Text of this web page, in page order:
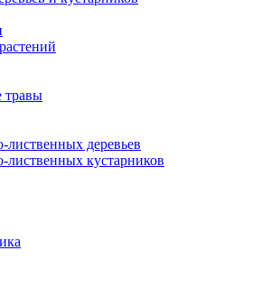
травы
деревьев
кустарников